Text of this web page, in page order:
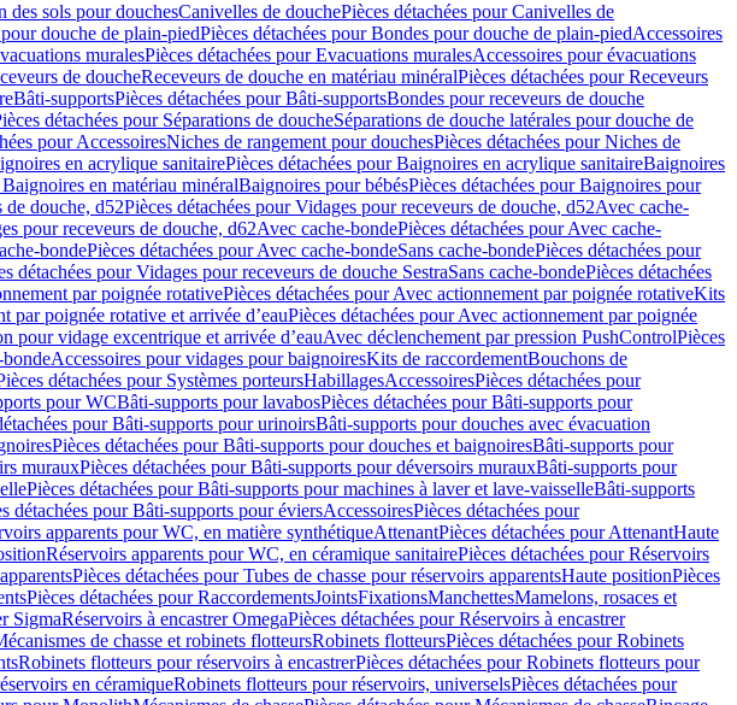
des sols pour douchesCanivelles de douchePièces détachées pour Canivelles de
douche de plain-piedPièces détachées pour Bondes pour douche de plain-piedAccessoires
muralesPièces détachées pour Evacuations muralesAccessoires pour évacuations
de doucheReceveurs de douche en matériau minéralPièces détachées pour Receveurs
Bâti-supportsPièces détachées pour Bâti-supportsBondes pour receveurs de douche
détachées pour Séparations de doucheSéparations de douche latérales pour douche de
pour AccessoiresNiches de rangement pour douchesPièces détachées pour Niches de
en acrylique sanitairePièces détachées pour Baignoires en acrylique sanitaireBaignoires
en matériau minéralBaignoires pour bébésPièces détachées pour Baignoires pour
de douche, d52Pièces détachées pour Vidages pour receveurs de douche, d52Avec cache-
pour receveurs de douche, d62Avec cache-bondePièces détachées pour Avec cache-
bondePièces détachées pour Avec cache-bondeSans cache-bondePièces détachées pour
détachées pour Vidages pour receveurs de douche SestraSans cache-bondePièces détachées
par poignée rotativePièces détachées pour Avec actionnement par poignée rotativeKits
par poignée rotative et arrivée d’eauPièces détachées pour Avec actionnement par poignée
pour vidage excentrique et arrivée d’eauAvec déclenchement par pression PushControlPièces
bondeAccessoires pour vidages pour baignoiresKits de raccordementBouchons de
détachées pour Systèmes porteursHabillagesAccessoiresPièces détachées pour
pour WCBâti-supports pour lavabosPièces détachées pour Bâti-supports pour
pour Bâti-supports pour urinoirsBâti-supports pour douches avec évacuation
Pièces détachées pour Bâti-supports pour douches et baignoiresBâti-supports pour
murauxPièces détachées pour Bâti-supports pour déversoirs murauxBâti-supports pour
Pièces détachées pour Bâti-supports pour machines à laver et lave-vaisselleBâti-supports
détachées pour Bâti-supports pour éviersAccessoiresPièces détachées pour
apparents pour WC, en matière synthétiqueAttenantPièces détachées pour AttenantHaute
Réservoirs apparents pour WC, en céramique sanitairePièces détachées pour Réservoirs
Pièces détachées pour Tubes de chasse pour réservoirs apparentsHaute positionPièces
Pièces détachées pour RaccordementsJointsFixationsManchettesMamelons, rosaces et
SigmaRéservoirs à encastrer OmegaPièces détachées pour Réservoirs à encastrer
de chasse et robinets flotteursRobinets flotteursPièces détachées pour Robinets
Robinets flotteurs pour réservoirs à encastrerPièces détachées pour Robinets flotteurs pour
en céramiqueRobinets flotteurs pour réservoirs, universelsPièces détachées pour